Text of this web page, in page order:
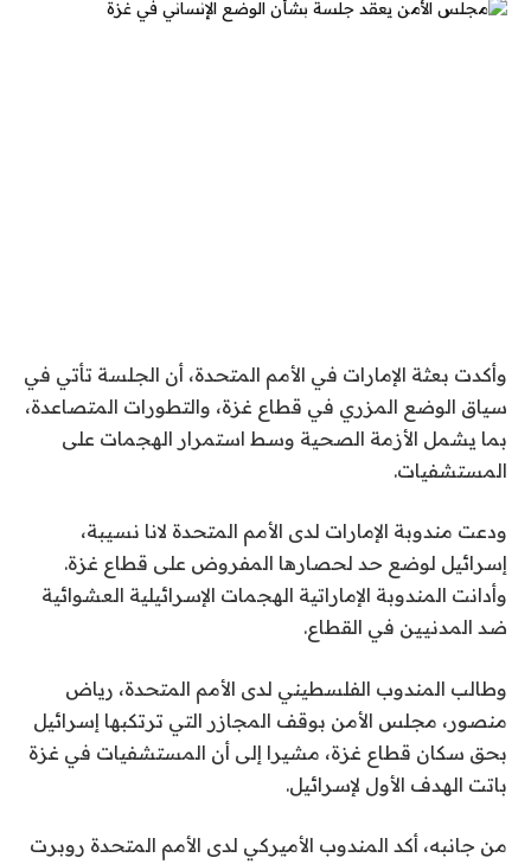
وأكدت بعثة الإمارات في الأمم المتحدة، أن الجلسة تأتي في
سياق الوضع المزري في قطاع غزة، والتطورات المتصاعدة،
بما يشمل الأزمة الصحية وسط استمرار الهجمات على
المستشفيات.
ودعت مندوبة الإمارات لدى الأمم المتحدة لانا نسيبة،
إسرائيل لوضع حد لحصارها المفروض على قطاع غزة.
وأدانت المندوبة الإماراتية الهجمات الإسرائيلية العشوائية
ضد المدنيين في القطاع.
وطالب المندوب الفلسطيني لدى الأمم المتحدة، رياض
منصور، مجلس الأمن بوقف المجازر التي ترتكبها إسرائيل
بحق سكان قطاع غزة، مشيرا إلى أن المستشفيات في غزة
باتت الهدف الأول لإسرائيل.
من جانبه، أكد المندوب الأميركي لدى الأمم المتحدة روبرت